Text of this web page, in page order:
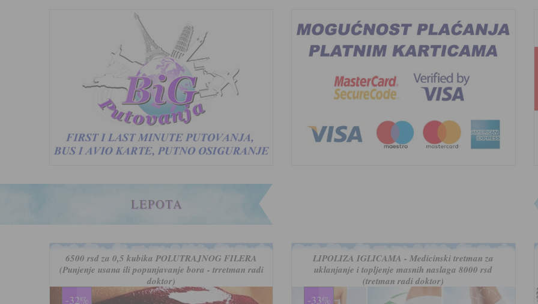
LEPOTA
6500 rsd za 0,5 kubika POLUTRAJNOG FILERA
(Punjenje usana ili popunjavanje bora - trretman radi
doktor)
-32%
LIPOLIZA IGLICAMA - Medicinski tretman za
uklanjanje i topljenje masnih naslaga 8000 rsd
(tretman radi doktor)
-33%